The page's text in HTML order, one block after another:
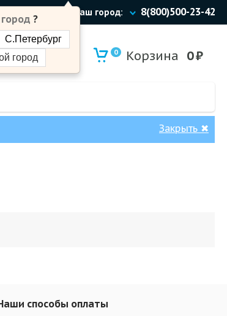
Ваш город:
?
С.Петербург
город
8(800)500-23-42
0 Корзина 0₽
Закрыть ✖
способы оплаты